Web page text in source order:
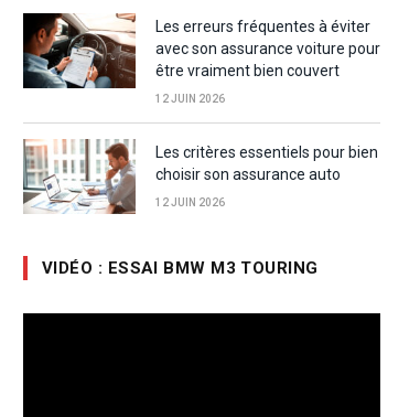
Les erreurs fréquentes à éviter
avec son assurance voiture pour
être vraiment bien couvert
12 JUIN 2026
Les critères essentiels pour bien
choisir son assurance auto
12 JUIN 2026
VIDÉO : ESSAI BMW M3 TOURING